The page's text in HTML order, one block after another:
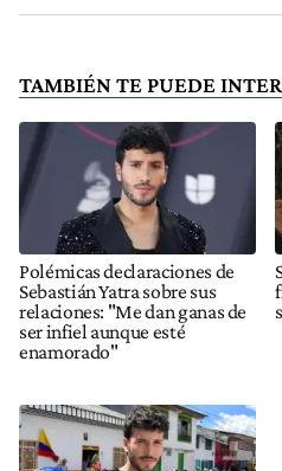
TAMBIÉN TE PUEDE
Polémicas declaraciones de
Sebastián Yatra sobre sus
relaciones: "Me dan ganas de
ser infiel aunque esté
enamorado"